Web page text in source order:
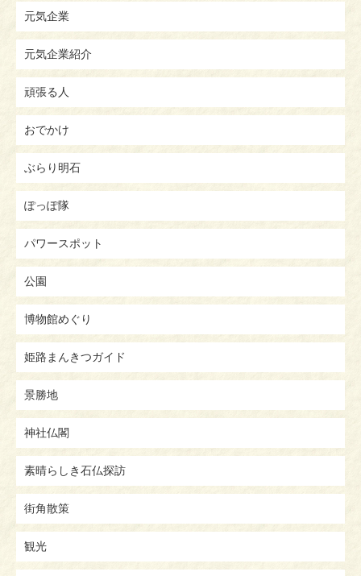
元気企業
元気企業紹介
頑張る人
おでかけ
ぶらり明石
ぽっぽ隊
パワースポット
公園
博物館めぐり
姫路まんきつガイド
景勝地
神社仏閣
素晴らしき石仏探訪
街角散策
観光